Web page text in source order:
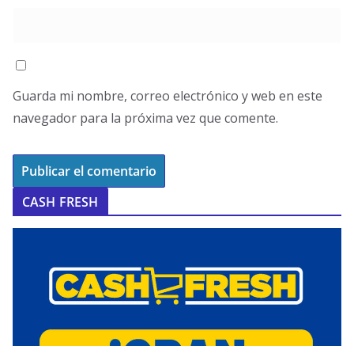
Guarda mi nombre, correo electrónico y web en este
navegador para la próxima vez que comente.
CASH FRESH